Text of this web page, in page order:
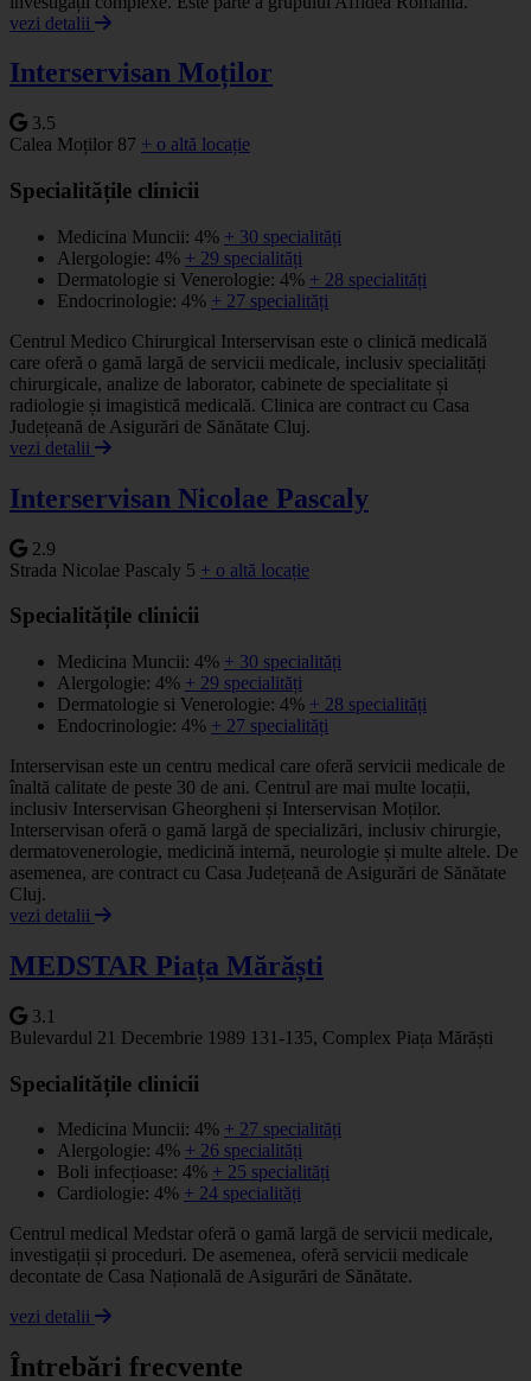
vezi detalii
Interservisan Moților
3.5
Calea Moților 87 + o altă locație
Specialitățile clinicii
Medicina Muncii: 4% + 30 specialități
Alergologie: 4% + 29 specialități
Dermatologie si Venerologie: 4% + 28 specialități
Endocrinologie: 4% + 27 specialități
Centrul Medico Chirurgical Interservisan este o clinică medicală
care oferă o gamă largă de servicii medicale, inclusiv specialități
chirurgicale, analize de laborator, cabinete de specialitate și
radiologie și imagistică medicală. Clinica are contract cu Casa
Județeană de Asigurări de Sănătate Cluj.
vezi detalii
Interservisan Nicolae Pascaly
2.9
Strada Nicolae Pascaly 5 + o altă locație
Specialitățile clinicii
Medicina Muncii: 4% + 30 specialități
Alergologie: 4% + 29 specialități
Dermatologie si Venerologie: 4% + 28 specialități
Endocrinologie: 4% + 27 specialități
Interservisan este un centru medical care oferă servicii medicale de
înaltă calitate de peste 30 de ani. Centrul are mai multe locații,
inclusiv Interservisan Gheorgheni și Interservisan Moților.
Interservisan oferă o gamă largă de specializări, inclusiv chirurgie,
dermatovenerologie, medicină internă, neurologie și multe altele. De
asemenea, are contract cu Casa Județeană de Asigurări de Sănătate
Cluj.
vezi detalii
MEDSTAR Piața Mărăști
3.1
Bulevardul 21 Decembrie 1989 131-135, Complex Piața Mărăști
Specialitățile clinicii
Medicina Muncii: 4% + 27 specialități
Alergologie: 4% + 26 specialități
Boli infecțioase: 4% + 25 specialități
Cardiologie: 4% + 24 specialități
Centrul medical Medstar oferă o gamă largă de servicii medicale,
investigații și proceduri. De asemenea, oferă servicii medicale
decontate de Casa Națională de Asigurări de Sănătate.
vezi detalii
Întrebări frecvente